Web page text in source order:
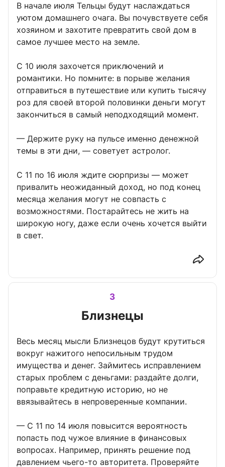
В начале июля Тельцы будут наслаждаться
уютом домашнего очага. Вы почувствуете себя
хозяином и захотите превратить свой дом в
самое лучшее место на земле.
С 10 июля захочется приключений и
романтики. Но помните: в порыве желания
отправиться в путешествие или купить тысячу
роз для своей второй половинки деньги могут
закончиться в самый неподходящий момент.
— Держите руку на пульсе именно денежной
темы в эти дни, — советует астролог.
С 11 по 16 июля ждите сюрпризы — может
привалить неожиданный доход, но под конец
месяца желания могут не совпасть с
возможностями. Постарайтесь не жить на
широкую ногу, даже если очень хочется выйти
в свет.
3
Близнецы
Весь месяц мысли Близнецов будут крутиться
вокруг нажитого непосильным трудом
имущества и денег. Займитесь исправлением
старых проблем с деньгами: раздайте долги,
поправьте кредитную историю, но не
ввязывайтесь в непроверенные компании.
— С 11 по 14 июля повысится вероятность
попасть под чужое влияние в финансовых
вопросах. Например, принять решение под
давлением чьего-то авторитета. Проверяйте